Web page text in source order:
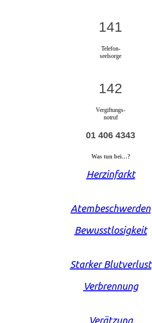
141
Telefon-
seelsorge
142
Vergiftungs-
notruf
01 406 4343
Was tun bei…?
Herzinfarkt
Atembeschwerden
Bewusstlosigkeit
Starker Blutverlust
Verbrennung
Verätzung